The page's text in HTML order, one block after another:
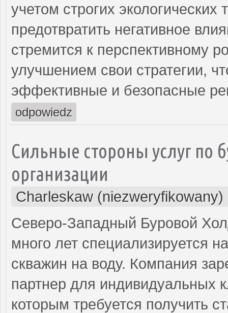
учетом строгих
предотвратить негативное
стремится к перспективному
улучшением свои стратегии,
эффективные и безопасные
odpowiedz
Сильные стороны услуг по
организации
Charleskaw (niezweryfikowany)
Северо-Западный Буровой
много лет специализируется
скважин на воду. Компания
партнер для индивидуальных
которым требуется получить